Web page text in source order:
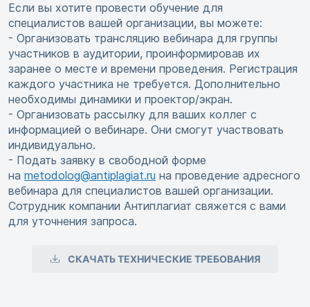
Если вы хотите провести обучение для
специалистов вашей организации, вы можете:
- Организовать трансляцию вебинара для группы
участников в аудитории, проинформировав их
заранее о месте и времени проведения. Регистрация
каждого участника не требуется. Дополнительно
необходимы динамики и проектор/экран.
- Организовать рассылку для ваших коллег с
информацией о вебинаре. Они смогут участвовать
индивидуально.
- Подать заявку в свободной форме
на metodolog@antiplagiat.ru на проведение адресного
вебинара для специалистов вашей организации.
Сотрудник компании Антиплагиат свяжется с вами
для уточнения запроса.
СКАЧАТЬ ТЕХНИЧЕСКИЕ ТРЕБОВАНИЯ